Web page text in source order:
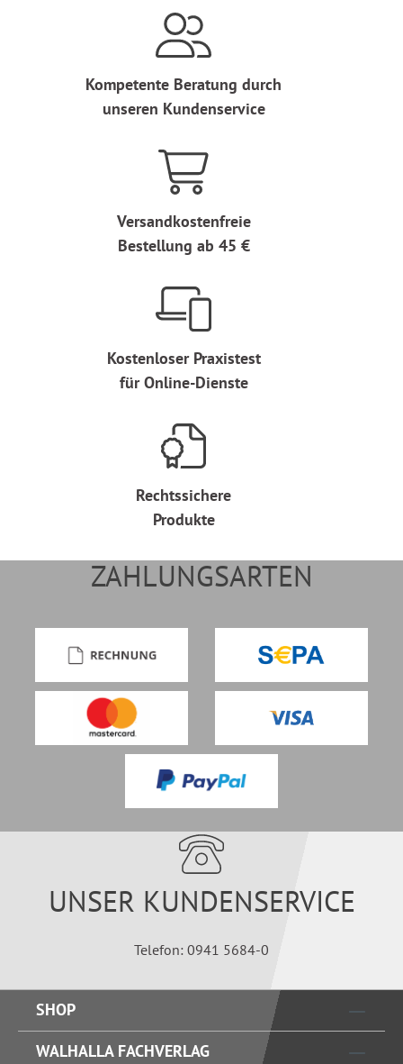
Kompetente Beratung durch
unseren Kundenservice
Versandkostenfreie
Bestellung ab 45 €
Kostenloser Praxistest
für Online-Dienste
Rechtssichere
Produkte
ZAHLUNGSARTEN
UNSER KUNDENSERVICE
Telefon: 0941 5684-0
SHOP
WALHALLA FACHVERLAG